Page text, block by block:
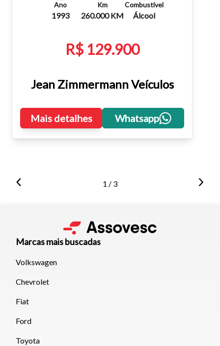
Ano
1993
Km
260.000 KM
Combustível
Álcool
R$ 129.900
Jean Zimmermann Veículos
Mais detalhes Whatsapp
1 / 3
Marcas mais buscadas
Volkswagen
Chevrolet
Fiat
Ford
Toyota